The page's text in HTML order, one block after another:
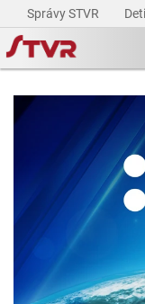
Správy STVR Deti